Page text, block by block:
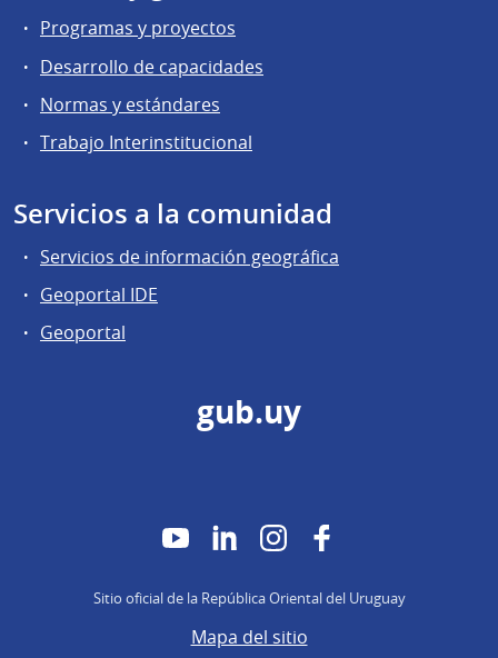
Programas y proyectos
Desarrollo de capacidades
Normas y estándares
Trabajo Interinstitucional
Servicios a la comunidad
Servicios de información geográfica
Geoportal IDE
Geoportal
gub.uy
YouTubeLinkedInInstagram
Sitio oficial de la República Oriental del Uruguay
Mapa del sitio